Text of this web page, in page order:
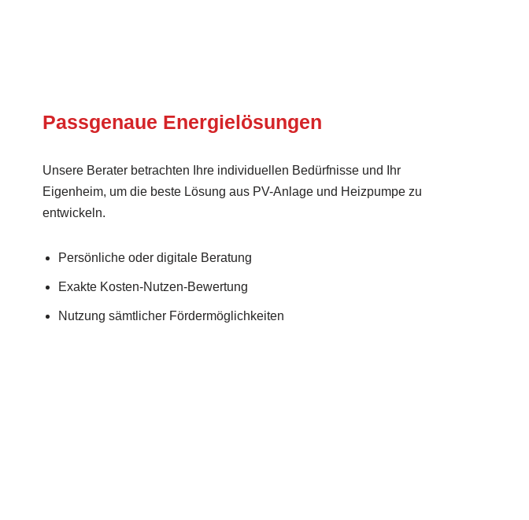
Passgenaue Energielösungen
Unsere Berater betrachten Ihre individuellen Bedürfnisse und Ihr
Eigenheim, um die beste Lösung aus PV-Anlage und Heizpumpe zu
entwickeln.
Persönliche oder digitale Beratung
Exakte Kosten-Nutzen-Bewertung
Nutzung sämtlicher Fördermöglichkeiten